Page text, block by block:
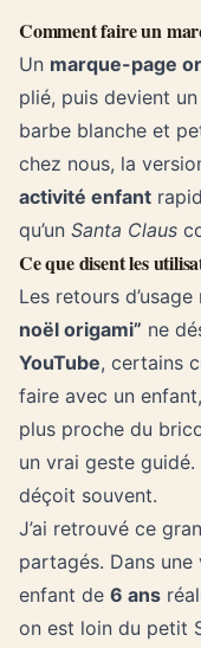
Comment faire un
Un marque-page
plié, puis devient un
barbe blanche et
chez nous, la
activité enfant
qu’un Santa Claus
Ce que disent les
Les retours
noël origami” ne
YouTube, certains
faire avec un
plus proche du
un vrai geste guidé.
déçoit souvent.
J’ai retrouvé ce
partagés. Dans
enfant de 6 ans
on est loin du petit